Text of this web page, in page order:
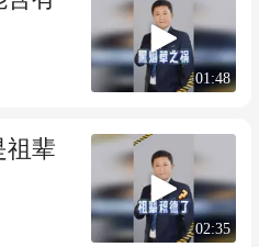
01:48
祖辈
02:35